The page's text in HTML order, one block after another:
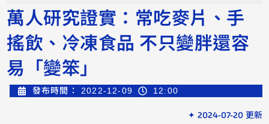
萬人研究證實：常吃麥片、手
搖飲、冷凍食品 不只變胖還容
易「變笨」
發布時間： 2022-12-09 12:00
✦ 2024-07-20 更新